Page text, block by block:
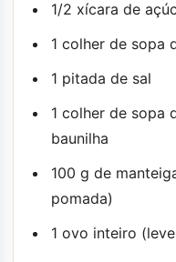
1/2 xícara de
1 colher de sopa
1 pitada de sal
1 colher de sopa
baunilha
100 g de
pomada)
1 ovo inteiro